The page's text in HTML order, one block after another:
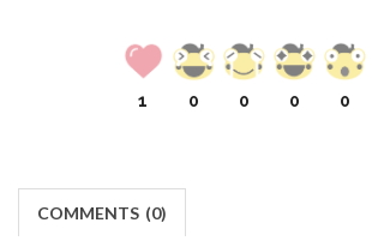
1 0 0 0 0
COMMENTS (0)